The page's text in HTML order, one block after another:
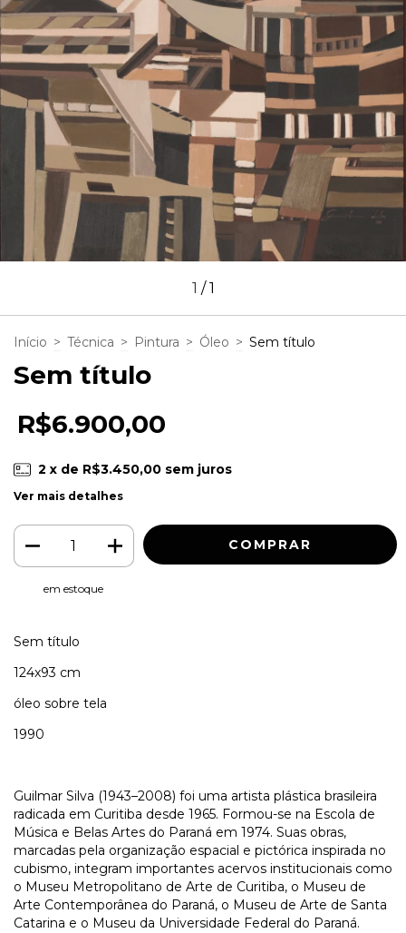
1 /1
Início > Técnica > Pintura > Óleo > Sem título
Sem título
R$6.900,00
2 x de R$3.450,00 sem juros
Ver mais detalhes
em estoque
Sem título
124x93 cm
óleo sobre tela
1990
Guilmar Silva (1943–2008) foi uma artista plástica brasileira
radicada em Curitiba desde 1965. Formou-se na Escola de
Música e Belas Artes do Paraná em 1974. Suas obras,
marcadas pela organização espacial e pictórica inspirada no
cubismo, integram importantes acervos institucionais como
o Museu Metropolitano de Arte de Curitiba, o Museu de
Arte Contemporânea do Paraná, o Museu de Arte de Santa
Catarina e o Museu da Universidade Federal do Paraná.